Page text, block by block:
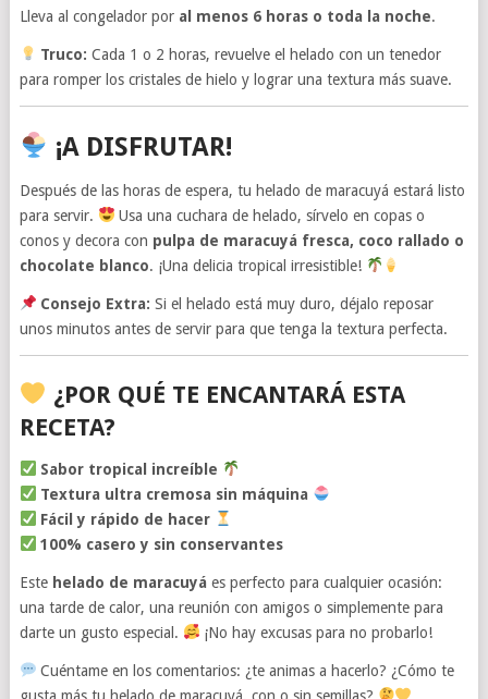
Lleva al congelador por al menos 6 horas o toda la noche.
Truco: Cada 1 o 2 horas, revuelve el helado con un tenedor
para romper los cristales de hielo y lograr una textura más suave.
¡A DISFRUTAR!
Después de las horas de espera, tu helado de maracuyá estará listo
para servir.
Usa una cuchara de helado, sírvelo en copas o
conos y decora con pulpa de maracuyá fresca, coco rallado o
chocolate blanco. ¡Una delicia tropical irresistible!
Consejo Extra: Si el helado está muy duro, déjalo reposar
unos minutos antes de servir para que tenga la textura perfecta.
¿POR QUÉ TE ENCANTARÁ ESTA
RECETA?
Sabor tropical increíble
Textura ultra cremosa sin máquina
Fácil y rápido de hacer
100% casero y sin conservantes
Este helado de maracuyá es perfecto para cualquier ocasión:
una tarde de calor, una reunión con amigos o simplemente para
darte un gusto especial.
¡No hay excusas para no probarlo!
Cuéntame en los comentarios: ¿te animas a hacerlo? ¿Cómo te
gusta más tu helado de maracuyá, con o sin semillas?